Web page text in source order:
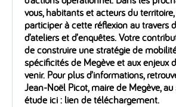
vous, habitants et acteurs du
participer à cette réflexion au travers
d’ateliers et d’enquêtes. Votre
de construire une stratégie de
spécificités de Megève et aux enjeux
venir. Pour plus d’informations,
Jean-Noël Picot, maire de Megève,
étude ici : lien de téléchargement.